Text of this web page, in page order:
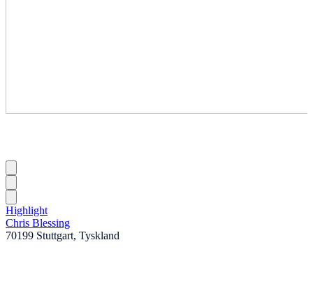
Highlight
Chris Blessing
70199 Stuttgart, Tyskland